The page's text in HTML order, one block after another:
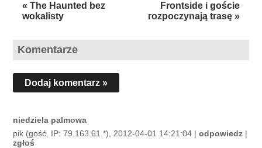
« The Haunted bez
wokalisty
Frontside i goście
rozpoczynają trasę »
Komentarze
Dodaj komentarz »
niedziela palmowa
pik (gość, IP: 79.163.61.*), 2012-04-01 14:21:04 |odpowiedz |
zgłoś